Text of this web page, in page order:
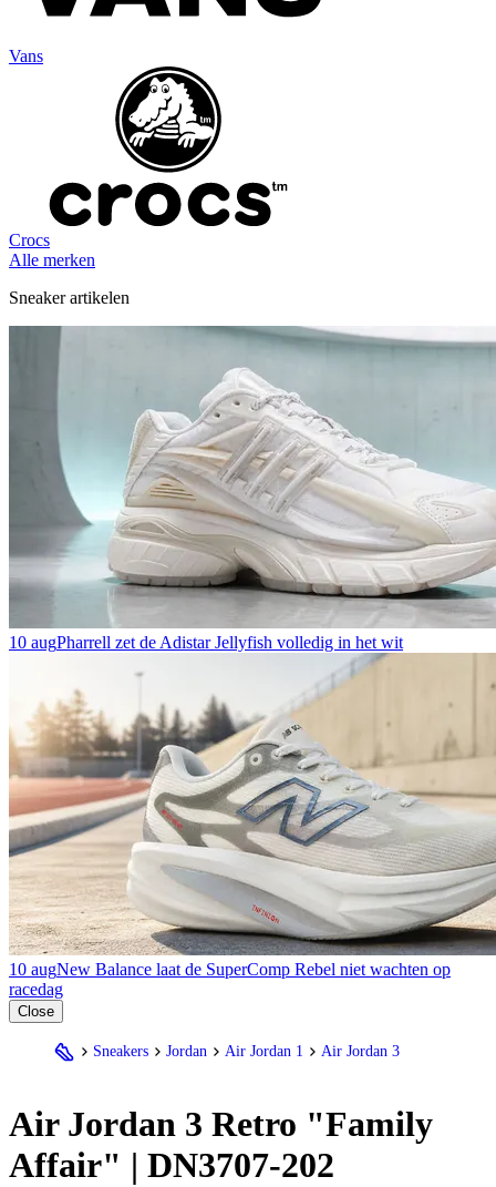
Vans
Crocs
Alle merken
Sneaker artikelen
10 augPharrell zet de Adistar Jellyfish volledig in het wit
10 augNew Balance laat de SuperComp Rebel niet wachten op
racedag
Close
Sneakers Jordan Air Jordan 1 Air Jordan 3
Air Jordan 3 Retro "Family
Affair" | DN3707-202